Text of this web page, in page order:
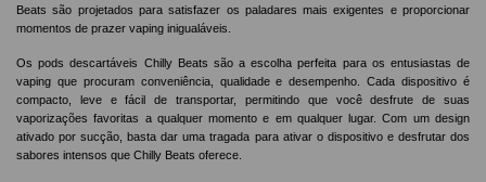
Beats são projetados para satisfazer os paladares mais exigentes e proporcionar
momentos de prazer vaping inigualáveis.
Os pods descartáveis Chilly Beats são a escolha perfeita para os entusiastas de
vaping que procuram conveniência, qualidade e desempenho. Cada dispositivo é
compacto, leve e fácil de transportar, permitindo que você desfrute de suas
vaporizações favoritas a qualquer momento e em qualquer lugar. Com um design
ativado por sucção, basta dar uma tragada para ativar o dispositivo e desfrutar dos
sabores intensos que Chilly Beats oferece.